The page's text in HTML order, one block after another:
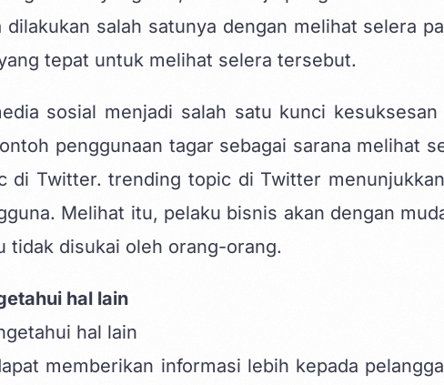
salah satunya dengan melihat selera
tepat untuk melihat selera tersebut.
sosial menjadi salah satu kunci
penggunaan tagar sebagai sarana melihat
di Twitter. trending topic di Twitter
Melihat itu, pelaku bisnis akan dengan
tidak disukai oleh orang-orang.
hal lain
memberikan informasi lebih kepada